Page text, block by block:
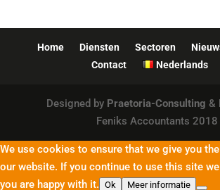
Home Diensten Sectoren
Contact
Nederlands
Designed by Praetoria-Consulting &
Feniks Accountants 2018
We use cookies to ensure that we give you
our website. If you continue to use this site
you are happy with it. Ok Meer informatie